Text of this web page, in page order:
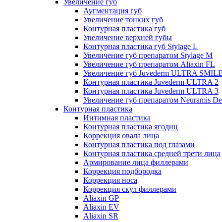
Увеличение губ
Аугментация губ
Увеличение тонких губ
Контурная пластика губ
Увеличение верхней губы
Контурная пластика губ Stylage L
Увеличение губ препаратом Stylage M
Увеличение губ препаратом Aliaxin FL
Увеличение губ Juvederm ULTRA
Контурная пластика Juvederm ULTRA 2
Контурная пластика Juvederm ULTRA 3
Увеличение губ препаратом Neuramis
Контурная пластика
Интимная пластика
Контурная пластика ягодиц
Коррекция овала лица
Контурная пластика под глазами
Контурная пластика средней трети лица
Армирование лица филлерами
Коррекция подбородка
Коррекция носа
Коррекция скул филлерами
Aliaxin GP
Aliaxin EV
Aliaxin SR